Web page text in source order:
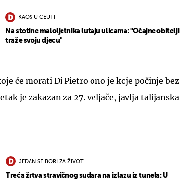
KAOS U CEUTI
Na stotine maloljetnika lutaju ulicama: "Očajne obitelji
traže svoju djecu"
će morati Di Pietro ono je koje počinje bez
je zakazan za 27. veljače, javlja talijanska
JEDAN SE BORI ZA ŽIVOT
Treća žrtva stravičnog sudara na izlazu iz tunela: U